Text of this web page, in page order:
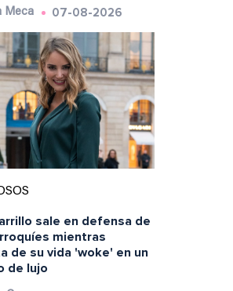
Meca 07-08-2026
sale en defensa de
mientras
de su vida 'woke' en un
de lujo